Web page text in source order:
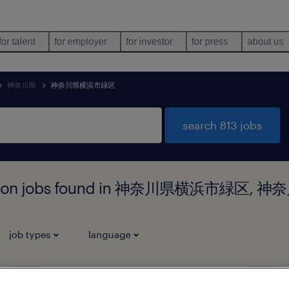
talent for employer for investor for press about us
神奈川県 神奈川県横浜市緑区
search 813 jobs
jobs found in 神奈川県横浜市緑区, 神
job types language